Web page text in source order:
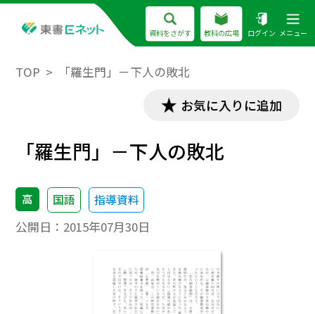
資料をさがす 教科の広場 ログイン メニュー
TOP 「羅生門」－下人の敗北
お気に入りに追加
「羅生門」－下人の敗北
高 国語 指導資料
公開日： 2015年07月30日